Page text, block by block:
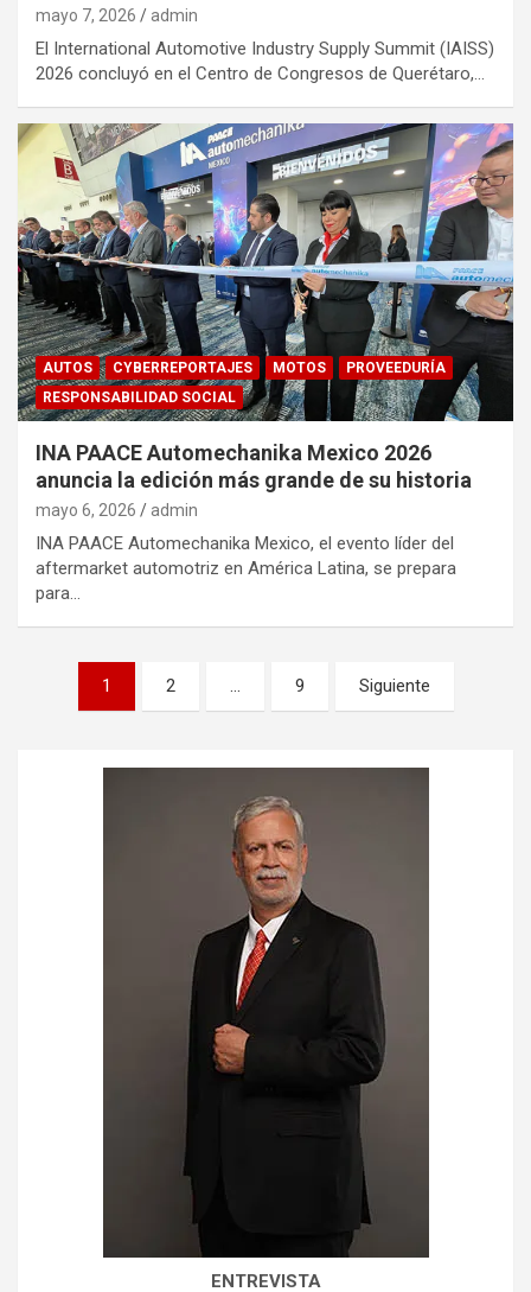
mayo 7, 2026 admin
El International Automotive Industry Supply Summit (IAISS)
2026 concluyó en el Centro de Congresos de Querétaro,…
AUTOS CYBERREPORTAJES MOTOS
PROVEEDURÍA
RESPONSABILIDAD SOCIAL
INA PAACE Automechanika Mexico 2026
anuncia la edición más grande de su historia
mayo 6, 2026 admin
INA PAACE Automechanika Mexico, el evento líder del
aftermarket automotriz en América Latina, se prepara
para…
Navegación
1 2 … 9 Siguiente
ENTREVISTA